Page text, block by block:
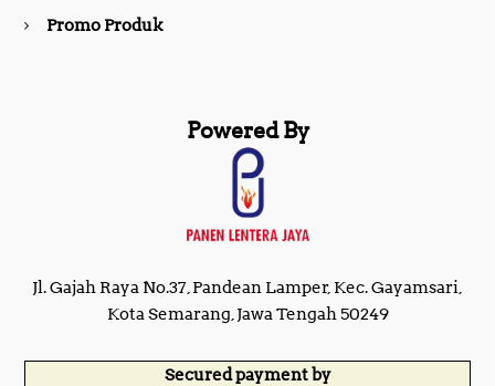
Promo Produk
Powered By
Jl. Gajah Raya No.37, Pandean Lamper, Kec. Gayamsari,
Kota Semarang, Jawa Tengah 50249
Secured payment by